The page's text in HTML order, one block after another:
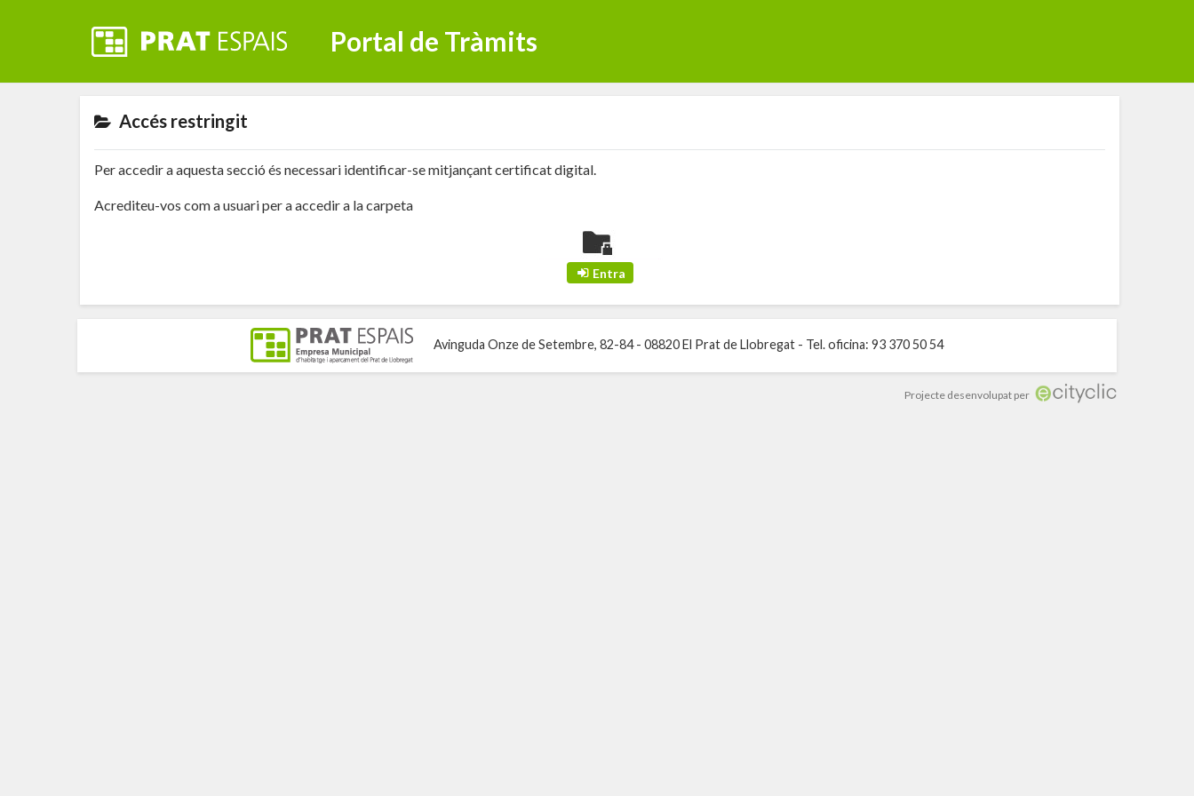
Portal de Tràmits
Accés restringit
Per accedir a aquesta secció és necessari identificar-se mitjançant certificat digital.
Acrediteu-vos com a usuari per a accedir a la carpeta
Avinguda Onze de Setembre, 82-84 - 08820 El Prat de Llobregat - Tel. oficina: 93 370 50 54
Projecte desenvolupat per